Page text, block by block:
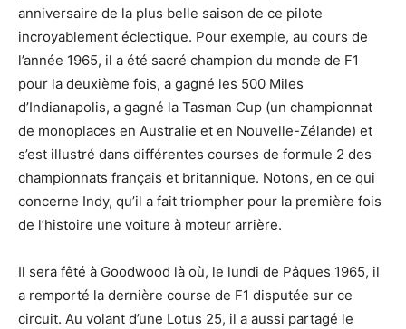
anniversaire de la plus belle saison de ce pilote
incroyablement éclectique. Pour exemple, au cours de
l’année 1965, il a été sacré champion du monde de F1
pour la deuxième fois, a gagné les 500 Miles
d’Indianapolis, a gagné la Tasman Cup (un championnat
de monoplaces en Australie et en Nouvelle-Zélande) et
s’est illustré dans différentes courses de formule 2 des
championnats français et britannique. Notons, en ce qui
concerne Indy, qu’il a fait triompher pour la première fois
de l’histoire une voiture à moteur arrière.
Il sera fêté à Goodwood là où, le lundi de Pâques 1965, il
a remporté la dernière course de F1 disputée sur ce
circuit. Au volant d’une Lotus 25, il a aussi partagé le